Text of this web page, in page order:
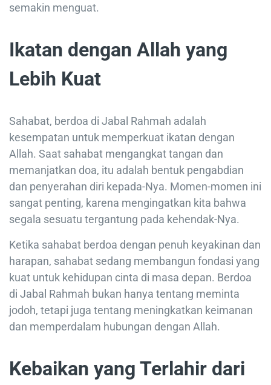
semakin menguat.
Ikatan dengan Allah yang
Lebih Kuat
Sahabat, berdoa di Jabal Rahmah adalah
kesempatan untuk memperkuat ikatan dengan
Allah. Saat sahabat mengangkat tangan dan
memanjatkan doa, itu adalah bentuk pengabdian
dan penyerahan diri kepada-Nya. Momen-momen ini
sangat penting, karena mengingatkan kita bahwa
segala sesuatu tergantung pada kehendak-Nya.
Ketika sahabat berdoa dengan penuh keyakinan dan
harapan, sahabat sedang membangun fondasi yang
kuat untuk kehidupan cinta di masa depan. Berdoa
di Jabal Rahmah bukan hanya tentang meminta
jodoh, tetapi juga tentang meningkatkan keimanan
dan memperdalam hubungan dengan Allah.
Kebaikan yang Terlahir dari